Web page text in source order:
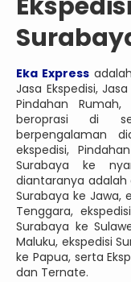
Eka Express
Jasa Ekspedisi,
Pindahan
beroprasi di
berpengalaman
ekspedisi,
Surabaya ke
diantaranya adalah
Surabaya ke Jawa,
Tenggara,
Surabaya ke
Maluku, ekspedisi
ke Papua, serta
dan Ternate.